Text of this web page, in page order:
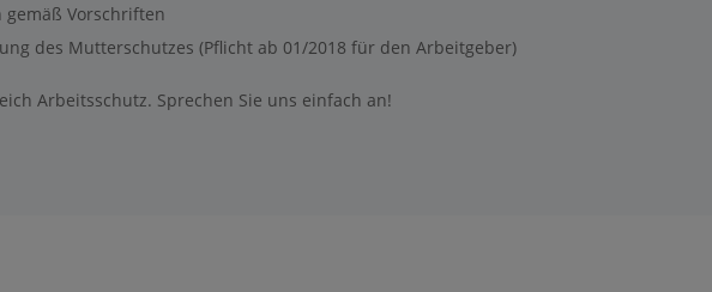
Vorschriften
des Mutterschutzes (Pflicht ab 01/2018 für den Arbeitgeber)
Arbeitsschutz. Sprechen Sie uns einfach an!